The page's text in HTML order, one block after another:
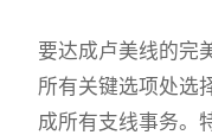
要达成卢美线的完
所有关键选项处选
成所有支线事务。